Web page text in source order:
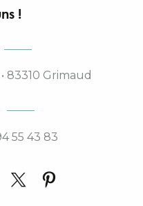
!
83310 Grimaud
55 43 83